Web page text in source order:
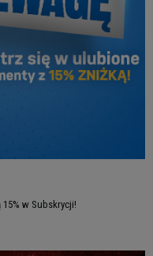
w Subskrycji!